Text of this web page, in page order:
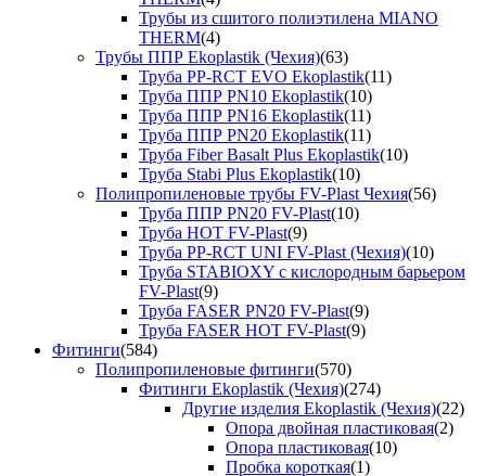
Трубы из сшитого полиэтилена MIANO
THERM(4)
Трубы ППР Ekoplastik (Чехия)(63)
Труба PP-RCT EVO Ekoplastik(11)
Труба ППР PN10 Ekoplastik(10)
Труба ППР PN16 Ekoplastik(11)
Труба ППР PN20 Ekoplastik(11)
Труба Fiber Basalt Plus Ekoplastik(10)
Труба Stabi Plus Ekoplastik(10)
Полипропиленовые трубы FV-Plast Чехия(56)
Труба ППР PN20 FV-Plast(10)
Труба HOT FV-Plast(9)
Труба PP-RCT UNI FV-Plast (Чехия)(10)
Труба STABIOXY с кислородным барьером
FV-Plast(9)
Труба FASER PN20 FV-Plast(9)
Труба FASER HOT FV-Plast(9)
Фитинги(584)
Полипропиленовые фитинги(570)
Фитинги Ekoplastik (Чехия)(274)
Другие изделия Ekoplastik (Чехия)(22)
Опора двойная пластиковая(2)
Опора пластиковая(10)
Пробка короткая(1)